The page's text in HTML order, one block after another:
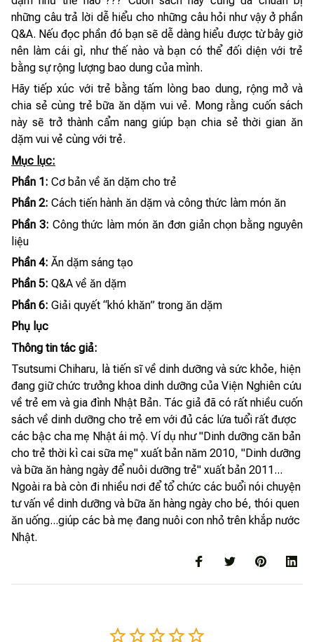
những câu trả lời dễ hiểu cho những câu hỏi như vậy ở phần
Q&A. Nếu đọc phần đó bạn sẽ dễ dàng hiểu được từ bây giờ
nên làm cái gì, như thế nào và bạn có thể đối diện với trẻ
bằng sự rộng lượng bao dung của mình.
Hãy tiếp xúc với trẻ bằng tấm lòng bao dung, rộng mở và
chia sẻ cùng trẻ bữa ăn dặm vui vẻ. Mong rằng cuốn sách
này sẽ trở thành cẩm nang giúp bạn chia sẻ thời gian ăn
dặm vui vẻ cùng với trẻ.
Mục lục:
Phần 1: Cơ bản về ăn dặm cho trẻ
Phần 2: Cách tiến hành ăn dặm và công thức làm món ăn
Phần 3: Công thức làm món ăn đơn giản chọn bằng nguyên
liệu
Phần 4: Ăn dặm sáng tạo
Phần 5: Q&A về ăn dặm
Phần 6: Giải quyết “khó khăn” trong ăn dặm
Phụ lục
Thông tin tác giả:
Tsutsumi Chiharu, là tiến sĩ về dinh dưỡng và sức khỏe, hiện
đang giữ chức trưởng khoa dinh dưỡng của Viện Nghiên cứu
về trẻ em và gia đình Nhật Bản. Tác giả đã có rất nhiều cuốn
sách về dinh dưỡng cho trẻ em với đủ các lứa tuổi rất được
các bậc cha mẹ Nhật ái mộ. Ví dụ như "Dinh dưỡng căn bản
cho trẻ thời kì cai sữa mẹ" xuất bản năm 2010, "Dinh dưỡng
và bữa ăn hàng ngày để nuôi dưỡng trẻ" xuất bản 2011...
Ngoài ra bà còn đi nhiều nơi để tổ chức các buổi nói chuyện
tư vấn về dinh dưỡng và bữa ăn hàng ngày cho bé, thói quen
ăn uống...giúp các bà mẹ đang nuôi con nhỏ trên khắp nước
Nhật.